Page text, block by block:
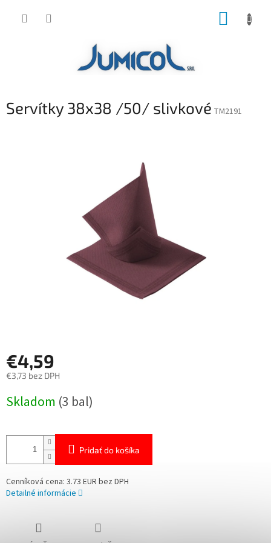
Servítky 38x38 /50/ slivkové TM2191
€4,59
€3,73 bez DPH
cena:
Skladom (3 bal)
Pridať do košíka
Cenníková cena: 3.73 EUR bez DPH
Detailné informácie